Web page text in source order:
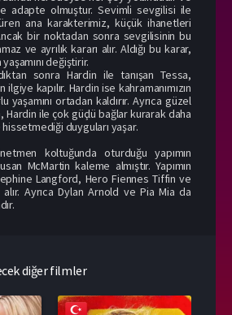
adapte olmuştur. Sevimli sevgilisi ile
ana karakterimiz, küçük ihanetleri
bir noktadan sonra sevgilisinin bu
ve ayrılık kararı alır. Aldığı bu karar,
değiştirir.
sonra Hardin ile tanışan Tessa,
kapılır. Hardin ise kahramanımızın
yaşamını ortadan kaldırır. Ayrıca güzel
Hardin ile çok güçlü bağlar kurarak daha
hissetmediği duyguları yaşar.
koltuğunda oturduğu yapımın
McMartin kaleme almıştır. Yapımın
Langford, Hero Fiennes Tiffin ve
Ayrıca Dylan Arnold ve Pia Mia da
diğer filmler